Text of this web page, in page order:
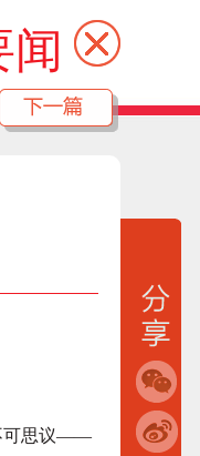
闻
可思议——